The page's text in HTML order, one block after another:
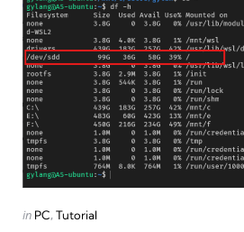
Categories
Posted
in PC Tutorial